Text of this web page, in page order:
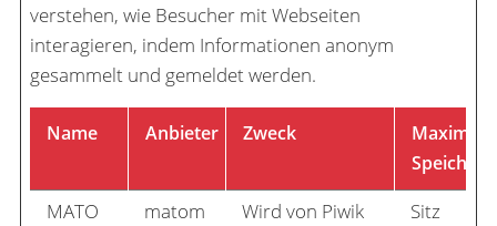
verstehen, wie Besucher mit Webseiten
interagieren, indem Informationen anonym
gesammelt und gemeldet werden.
Name Anbieter Zweck
Maximale
MATO
matom
Wird von Piwik
Sitz